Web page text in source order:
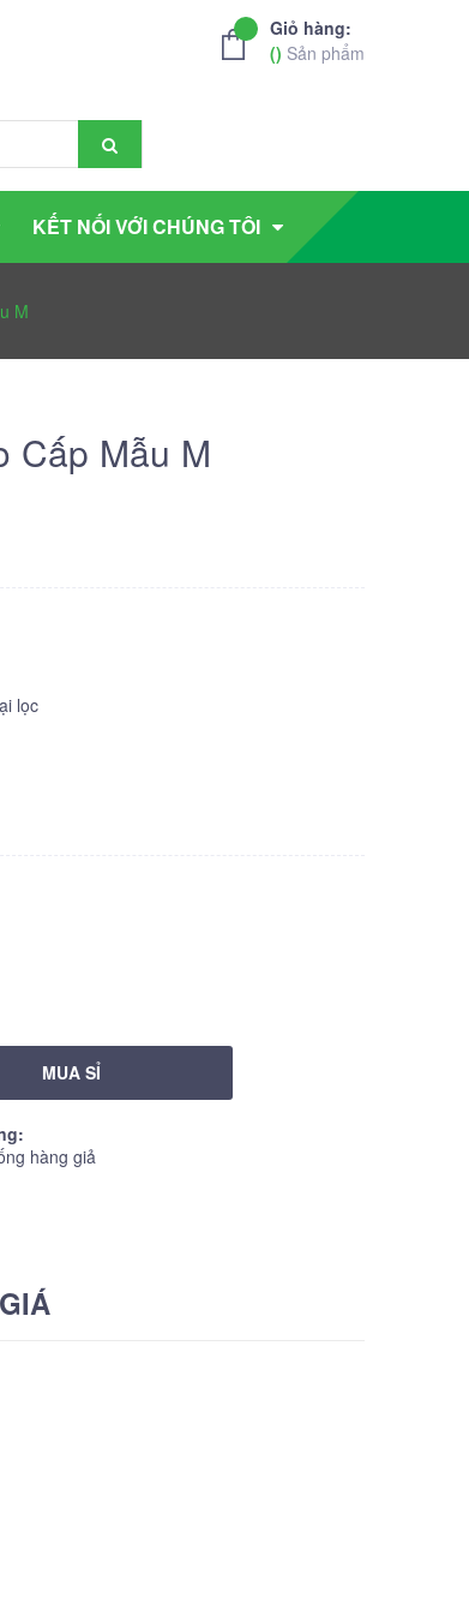
Giỏ hàng:
() Sản phẩm
KẾT NỐI VỚI CHÚNG TÔI
M
Cấp Mẫu M
lọc
MUA SỈ
hàng giả